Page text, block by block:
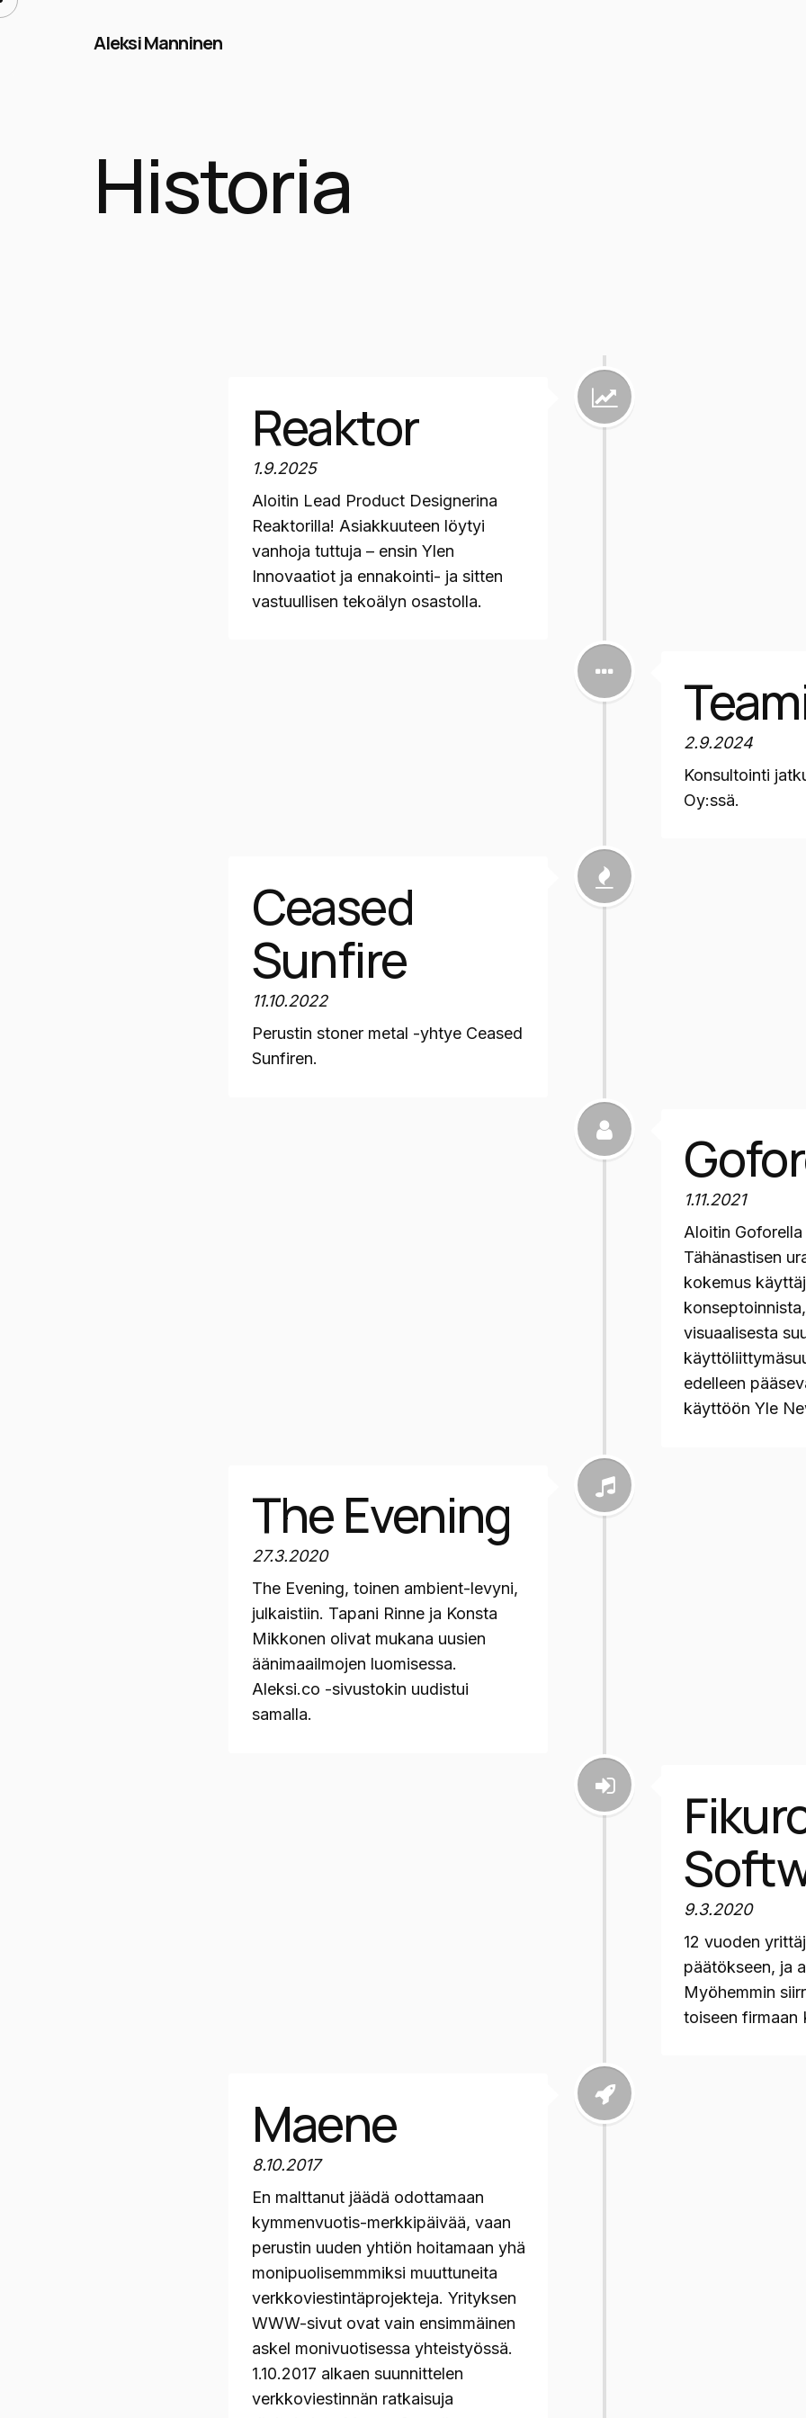
Aleksi Manninen
Historia
Reaktor
1.9.2025
Aloitin Lead Product Designerina
Reaktorilla! Asiakkuuteen löytyi
vanhoja tuttuja – ensin Ylen
Innovaatiot ja ennakointi- ja sitten
vastuullisen tekoälyn osastolla.
2.9.2024
Konsultointi
Oy:ssä.
Ceased
Sunfire
11.10.2022
Perustin stoner metal -yhtye Ceased
Sunfiren.
1.11.2021
Aloitin
Tähänastisen
kokemus
visuaalisesta
edelleen
käyttöön Yle
The Evening
27.3.2020
The Evening, toinen ambient-levyni,
julkaistiin. Tapani Rinne ja Konsta
Mikkonen olivat mukana uusien
äänimaailmojen luomisessa.
Aleksi.co -sivustokin uudistui
samalla.
9.3.2020
12 vuoden
päätökseen, ja
Myöhemmin
toiseen firmaan
Maene
8.10.2017
En malttanut jäädä odottamaan
kymmenvuotis-merkkipäivää, vaan
perustin uuden yhtiön hoitamaan yhä
monipuolisemmmiksi muuttuneita
verkkoviestintäprojekteja. Yrityksen
WWW-sivut ovat vain ensimmäinen
askel monivuotisessa yhteistyössä.
1.10.2017 alkaen suunnittelen
verkkoviestinnän ratkaisuja